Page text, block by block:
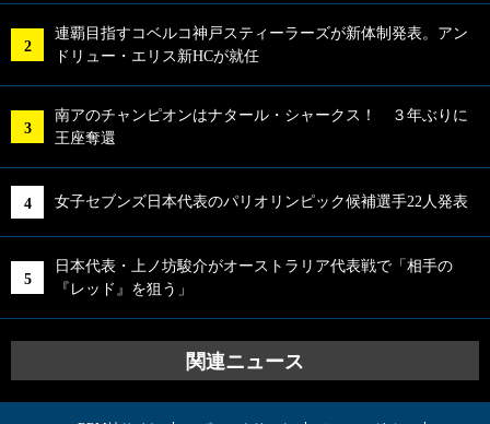
連覇目指すコベルコ神戸スティーラーズが新体制発表。アン
ドリュー・エリス新HCが就任
南アのチャンピオンはナタール・シャークス！ ３年ぶりに
王座奪還
女子セブンズ日本代表のパリオリンピック候補選手22人発表
日本代表・上ノ坊駿介がオーストラリア代表戦で「相手の
『レッド』を狙う」
関連ニュース